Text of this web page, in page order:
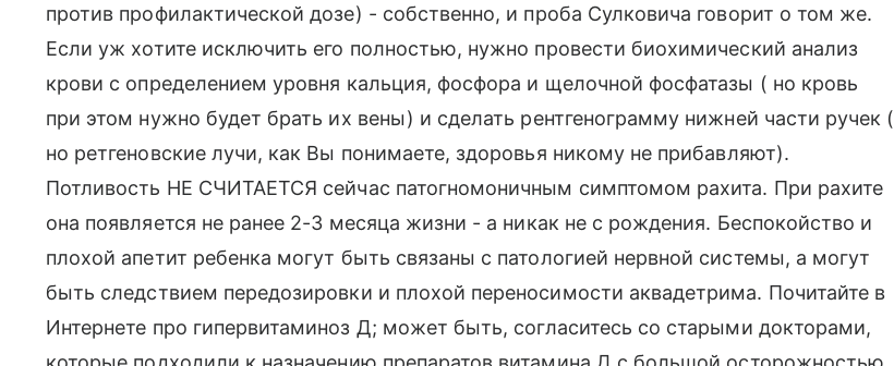
против профилактической дозе) - собственно, и проба Сулковича говорит о том же.
Если уж хотите исключить его полностью, нужно провести биохимический анализ
крови с определением уровня кальция, фосфора и щелочной фосфатазы ( но кровь
при этом нужно будет брать их вены) и сделать рентгенограмму нижней части ручек (
но ретгеновские лучи, как Вы понимаете, здоровья никому не прибавляют).
Потливость НЕ СЧИТАЕТСЯ сейчас патогномоничным симптомом рахита. При рахите
она появляется не ранее 2-3 месяца жизни - а никак не с рождения. Беспокойство и
плохой апетит ребенка могут быть связаны с патологией нервной системы, а могут
быть следствием передозировки и плохой переносимости аквадетрима. Почитайте в
Интернете про гипервитаминоз Д; может быть, согласитесь со старыми докторами,